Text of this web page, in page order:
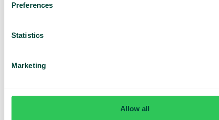
Preferences
Statistics
Marketing
Allow all
tarjous
Räätälöity tarjous sinun
yrityksellesi